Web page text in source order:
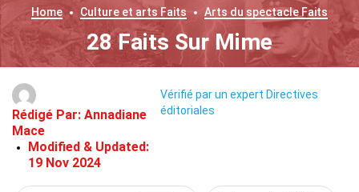
Home Culture et arts Faits Arts du spectacle Faits
28 Faits Sur Mime
Rédigé Par: Annadiane
Mace
Modified & Updated:
19 Nov 2024
Vérifié par un expert Directives
éditoriales